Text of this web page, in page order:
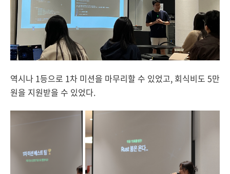
역시나 1등으로 1차 미션을 마무리할 수 있었고, 회식비도 5만
원을 지원받을 수 있었다.